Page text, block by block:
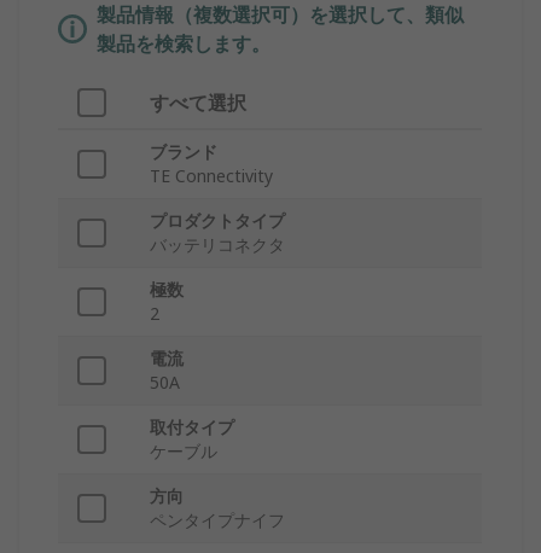
製品情報（複数選択可）を選択して、類似
製品を検索します。
すべて選択
ブランド
TE Connectivity
プロダクトタイプ
バッテリコネクタ
極数
2
電流
50A
取付タイプ
ケーブル
方向
ペンタイプナイフ